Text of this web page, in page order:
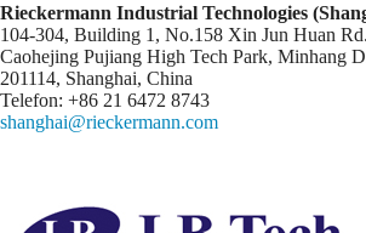
Rieckermann Industrial Technologies
104-304, Building 1, No.158 Xin Jun Huan Rd.
Caohejing Pujiang High Tech Park, Minhang
201114, Shanghai, China
Telefon: +86 21 6472 8743
shanghai@rieckermann.com